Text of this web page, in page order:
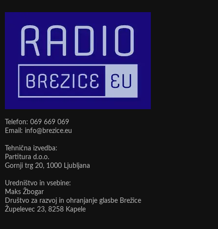
Telefon: 069 669 069
Email: info@brezice.eu
Tehnična izvedba:
Partitura d.o.o.
Gornji trg 20, 1000 Ljubljana
Uredništvo in vsebine:
Maks Žbogar
Društvo za razvoj in ohranjanje glasbe Brežice
Župelevec 23, 8258 Kapele